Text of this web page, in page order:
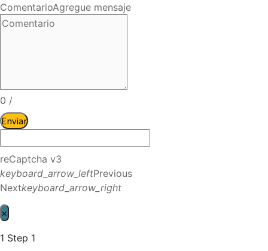
ComentarioAgregue mensaje
0 /
Enviar
reCaptcha v3
keyboard_arrow_leftPrevious
Nextkeyboard_arrow_right
×
1 Step 1